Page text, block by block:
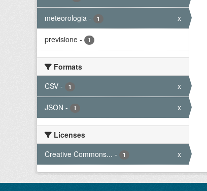
meteorologia - 1 x
previsione - 1
Formats
CSV - 1 x
JSON - 1 x
Licenses
Creative Commons... - 1 x